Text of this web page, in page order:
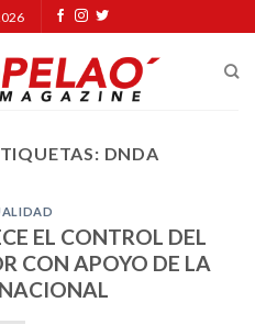
DNDA
EL CONTROL DEL
CON APOYO DE LA